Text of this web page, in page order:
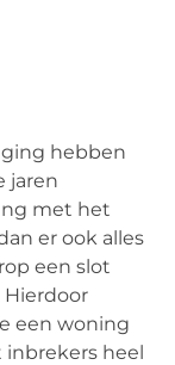
hebben
jaren
met het
er ook alles
een slot
Hierdoor
een woning
heel